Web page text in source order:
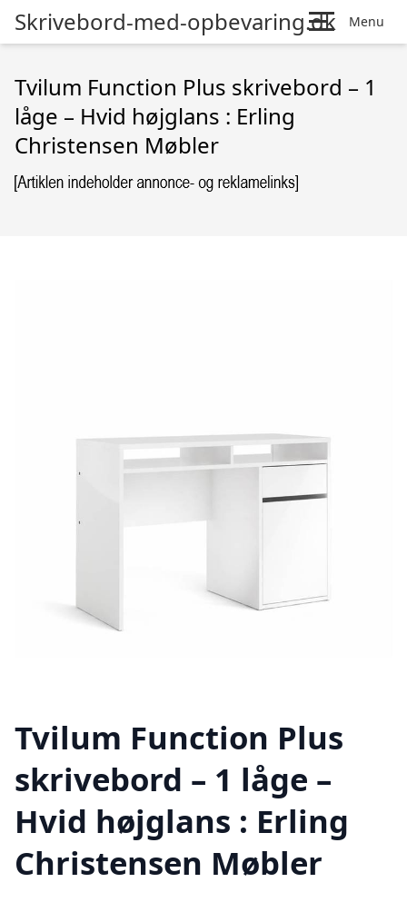
Skrivebord-med-opbevaring.dk Menu
Tvilum Function Plus skrivebord – 1
låge – Hvid højglans : Erling
Christensen Møbler
Tvilum Function Plus
skrivebord – 1 låge –
Hvid højglans : Erling
Christensen Møbler